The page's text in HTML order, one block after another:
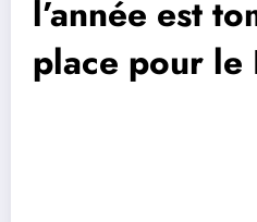
l’année est
place pour le